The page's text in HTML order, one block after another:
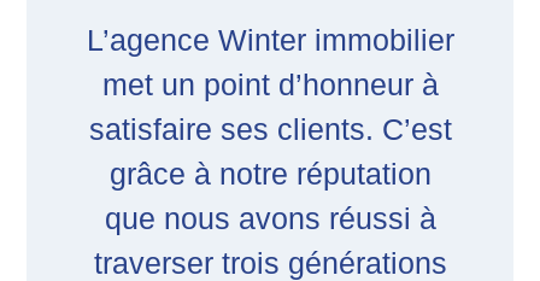
L’agence Winter immobilier
met un point d’honneur à
satisfaire ses clients. C’est
grâce à notre réputation
que nous avons réussi à
traverser trois générations